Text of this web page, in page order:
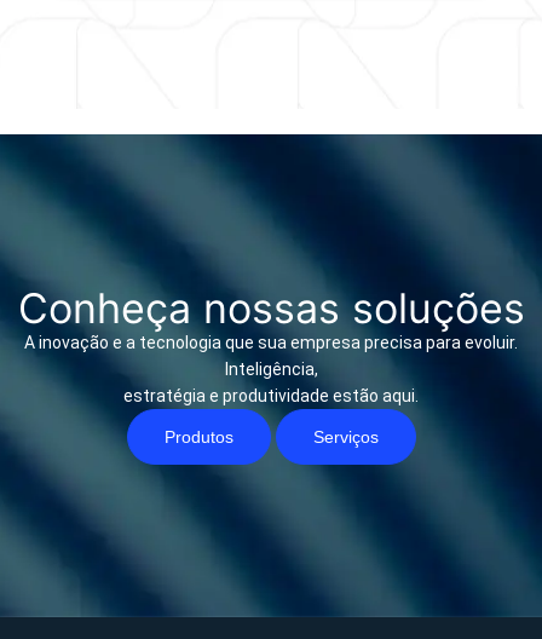
Conheça nossas soluções
A inovação e a tecnologia que sua empresa precisa para evoluir.
Inteligência,
estratégia e produtividade estão aqui.
Produtos Serviços